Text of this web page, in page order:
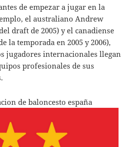
de empezar a jugar en la
el australiano Andrew
draft de 2005) y el canadiense
la temporada en 2005 y 2006),
jugadores internacionales llegan
profesionales de sus